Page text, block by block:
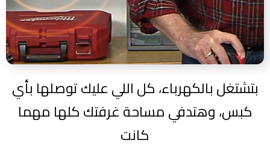
بتشتغل بالكهرباء، كل اللي عليك توصلها بأي
كبس، وهتدفي مساحة غرفتك كلها مهما
كانت